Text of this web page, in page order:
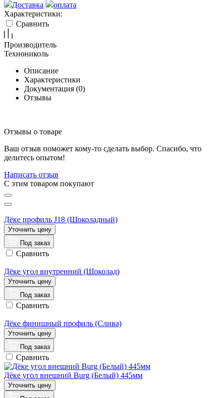
Доставка
оплата
Характеристики:
Сравнить
Производитель
Технониколь
Описание
Характеристики
Документация (0)
Отзывы
Отзывы о товаре
Ваш отзыв поможет кому-то сделать выбор. Спасибо, что
делитесь опытом!
Написать отзыв
C этим товаром покупают
Дёке профиль J18 (Шоколадный)
Под заказ
Сравнить
Дёке угол внутренний (Шоколад)
Под заказ
Сравнить
Дёке финишный профиль (Слива)
Под заказ
Сравнить
Дёке угол внешний Burg (Белый) 445мм